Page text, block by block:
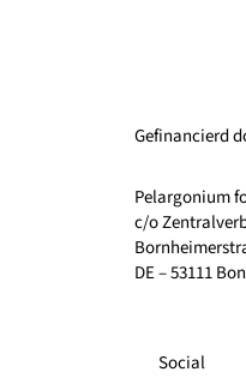
Gefinancierd
Pelargonium
c/o
DE – 53111
Social